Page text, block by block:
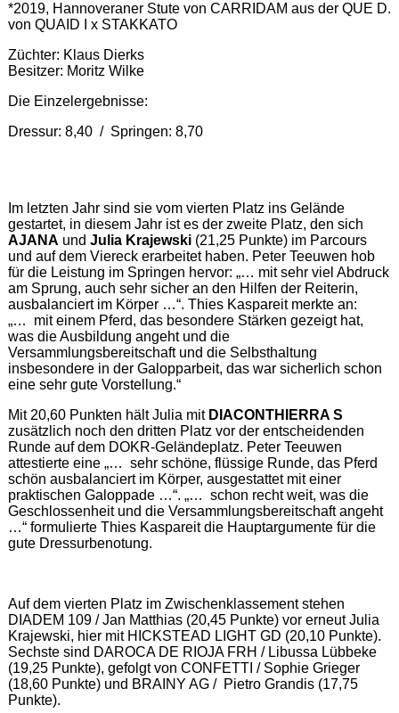
*2019, Hannoveraner Stute von CARRIDAM aus der QUE D.
von QUAID I x STAKKATO
Züchter: Klaus Dierks
Besitzer: Moritz Wilke
Die Einzelergebnisse:
Dressur: 8,40 / Springen: 8,70
Im letzten Jahr sind sie vom vierten Platz ins Gelände
gestartet, in diesem Jahr ist es der zweite Platz, den sich
AJANA und Julia Krajewski(21,25 Punkte) im Parcours
und auf dem Viereck erarbeitet haben. Peter Teeuwen hob
für die Leistung im Springen hervor: „… mit sehr viel Abdruck
am Sprung, auch sehr sicher an den Hilfen der Reiterin,
ausbalanciert im Körper …“. Thies Kaspareit merkte an:
„… mit einem Pferd, das besondere Stärken gezeigt hat,
was die Ausbildung angeht und die
Versammlungsbereitschaft und die Selbsthaltung
insbesondere in der Galopparbeit, das war sicherlich schon
eine sehr gute Vorstellung.“
Mit 20,60 Punkten hält Julia mit DIACONTHIERRA S
zusätzlich noch den dritten Platz vor der entscheidenden
Runde auf dem DOKR-Geländeplatz. Peter Teeuwen
attestierte eine „… sehr schöne, flüssige Runde, das Pferd
schön ausbalanciert im Körper, ausgestattet mit einer
praktischen Galoppade …“. „… schon recht weit, was die
Geschlossenheit und die Versammlungsbereitschaft angeht
…“ formulierte Thies Kaspareit die Hauptargumente für die
gute Dressurbenotung.
Auf dem vierten Platz im Zwischenklassement stehen
DIADEM 109 / Jan Matthias (20,45 Punkte) vor erneut Julia
Krajewski, hier mit HICKSTEAD LIGHT GD (20,10 Punkte).
Sechste sind DAROCA DE RIOJA FRH / Libussa Lübbeke
(19,25 Punkte), gefolgt von CONFETTI / Sophie Grieger
(18,60 Punkte) und BRAINY AG / Pietro Grandis (17,75
Punkte).